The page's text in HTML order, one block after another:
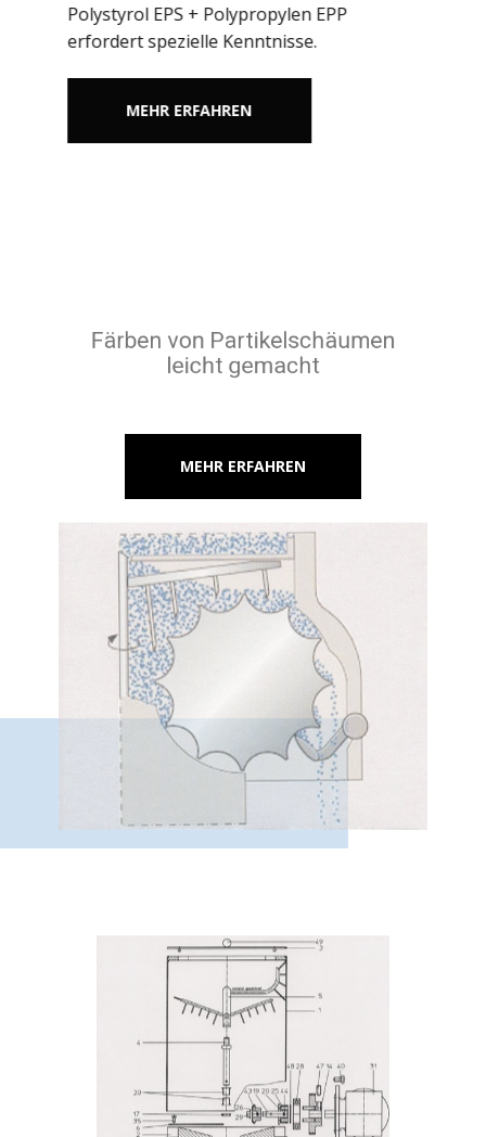
Polystyrol EPS + Polypropylen EPP
erfordert spezielle Kenntnisse.
MEHR ERFAHREN
Färben von Partikelschäumen
leicht gemacht
MEHR ERFAHREN